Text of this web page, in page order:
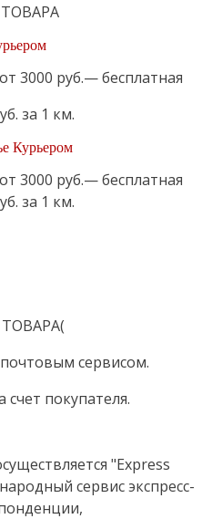
3000 руб.— бесплатная
за 1 км.
Курьером
3000 руб.— бесплатная
за 1 км.
сервисом.
счет покупателя.
"Express
сервис экспресс-